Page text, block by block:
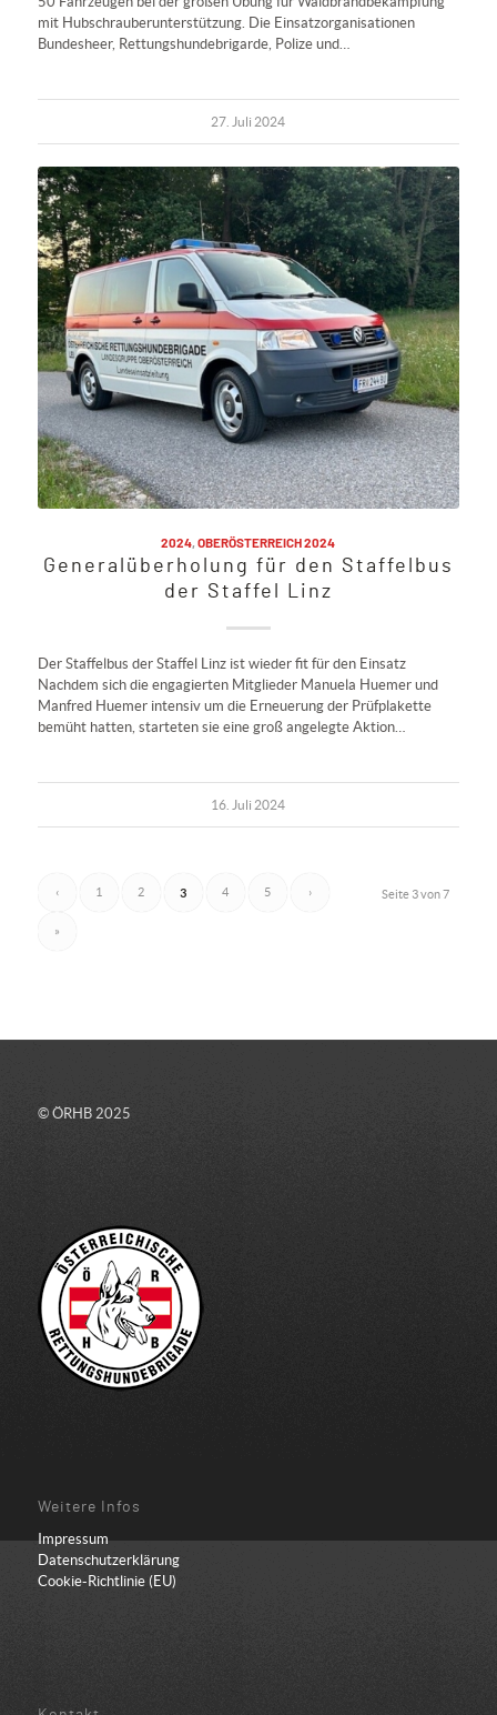
mit Hubschrauberunterstützung. Die Einsatzorganisationen
Bundesheer, Rettungshundebrigarde, Polize und…
27. Juli 2024
2024,OBERÖSTERREICH 2024
Generalüberholung für den Staffelbus
der Staffel Linz
Der Staffelbus der Staffel Linz ist wieder fit für den Einsatz
Nachdem sich die engagierten Mitglieder Manuela Huemer und
Manfred Huemer intensiv um die Erneuerung der Prüfplakette
bemüht hatten, starteten sie eine groß angelegte Aktion…
16. Juli 2024
Seite 3 von 7
‹ 1 2 3 4 5 ›
»
© ÖRHB 2025
Weitere Infos
Impressum
Datenschutzerklärung
Cookie-Richtlinie (EU)